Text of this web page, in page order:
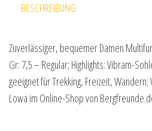
BESCHREIBUNG
Zuverlässiger, bequemer Damen
Gr: 7,5 – Regular; Highlights: Vibram-
geeignet für Trekking, Freizeit,
Lowa im Online-Shop von